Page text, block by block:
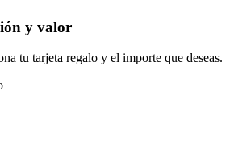
y valor
tu tarjeta regalo y el importe que deseas.